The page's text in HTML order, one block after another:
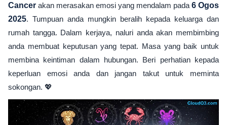
Cancer akan merasakan emosi yang mendalam pada 6 Ogos
2025. Tumpuan anda mungkin beralih kepada keluarga dan
rumah tangga. Dalam kerjaya, naluri anda akan membimbing
anda membuat keputusan yang tepat. Masa yang baik untuk
membina keintiman dalam hubungan. Beri perhatian kepada
keperluan emosi anda dan jangan takut untuk meminta
sokongan. 💖